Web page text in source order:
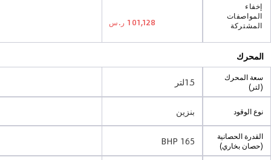
إخفاء
المواصفات
المشتركة
101,128 ر.س
إخفاء
المواصفات
المشتركة
101,128 ر.س
المحرك
سعة المحرك
(لتر)
1.5لتر
نوع الوقود بنزين
القدرة الحصانية
(حصان بخاري)
165 BHP